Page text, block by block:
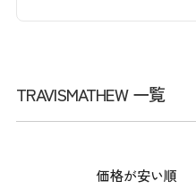
TRAVISMATHEW 一覧
価格が安い順